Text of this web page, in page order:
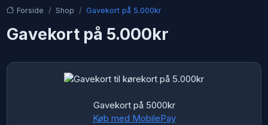
Forside Shop Gavekort på 5.000kr
Gavekort på 5.000kr
Gavekort på 5000kr
Køb med MobilePay